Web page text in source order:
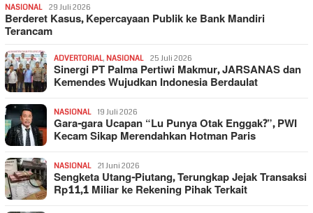
NASIONAL 29 Juli 2026
Berderet Kasus, Kepercayaan Publik ke Bank Mandiri
Terancam
ADVERTORIAL, NASIONAL 25 Juli 2026
Sinergi PT Palma Pertiwi Makmur, JARSANAS dan
Kemendes Wujudkan Indonesia Berdaulat
NASIONAL 19 Juli 2026
Gara-gara Ucapan “Lu Punya Otak Enggak?”, PWI
Kecam Sikap Merendahkan Hotman Paris
NASIONAL 21 Juni 2026
Sengketa Utang-Piutang, Terungkap Jejak Transaksi
Rp11,1 Miliar ke Rekening Pihak Terkait